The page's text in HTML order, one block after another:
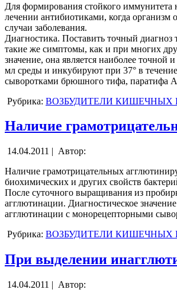
Для формирования стойкого иммунитета
лечении антибиотиками, когда организм
случаи заболевания.
Диагностика. Поставить точный
такие же симптомы, как и при многих
значение, она является наиболее
мл среды и инкубируют при 37° в
сыворотками брюшного тифа, паратифа
Рубрика: ВОЗБУДИТЕЛИ
Наличие
14.04.2011 | Автор:
Наличие грамотрицательных
биохимических и других свойств
После суточного выращивания из
агглютинации. Диагностическое
агглютинации с монорецепторными
Рубрика: ВОЗБУДИТЕЛИ
При выделении
14.04.2011 | Автор: